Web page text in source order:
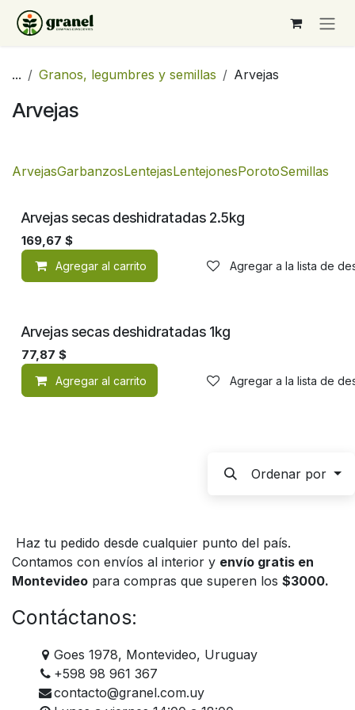
Ir al contenido
... Granos, legumbres y semillas Arvejas
Arvejas
ArvejasGarbanzosLentejasLentejonesPorotoSemillas
Arvejas secas deshidratadas 2.5kg
169,67 $
Agregar al carrito Agregar a la lista de
Arvejas secas deshidratadas 1kg
77,87 $
Agregar al carrito Agregar a la lista de
Ordenar por
Haz tu pedido desde cualquier punto del país.
Contamos con envíos al interior y envío gratis en
Montevideo para compras que superen los $3000.
Contáctanos:
Goes 1978, Montevideo, Uruguay
+598 98 961 367
contacto@granel.com.uy